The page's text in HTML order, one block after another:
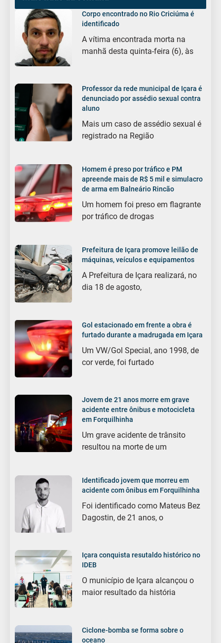
Corpo encontrado no Rio Criciúma é
identificado
A vítima encontrada morta na
manhã desta quinta-feira (6), às
Professor da rede municipal de Içara é
denunciado por assédio sexual contra
aluno
Mais um caso de assédio sexual é
registrado na Região
Homem é preso por tráfico e PM
apreende mais de R$ 5 mil e simulacro
de arma em Balneário Rincão
Um homem foi preso em flagrante
por tráfico de drogas
Prefeitura de Içara promove leilão de
máquinas, veículos e equipamentos
A Prefeitura de Içara realizará, no
dia 18 de agosto,
Gol estacionado em frente a obra é
furtado durante a madrugada em Içara
Um VW/Gol Special, ano 1998, de
cor verde, foi furtado
Jovem de 21 anos morre em grave
acidente entre ônibus e motocicleta
em Forquilhinha
Um grave acidente de trânsito
resultou na morte de um
Identificado jovem que morreu em
acidente com ônibus em Forquilhinha
Foi identificado como Mateus Bez
Dagostin, de 21 anos, o
Içara conquista resutaldo histórico no
IDEB
O município de Içara alcançou o
maior resultado da história
Ciclone-bomba se forma sobre o
oceano